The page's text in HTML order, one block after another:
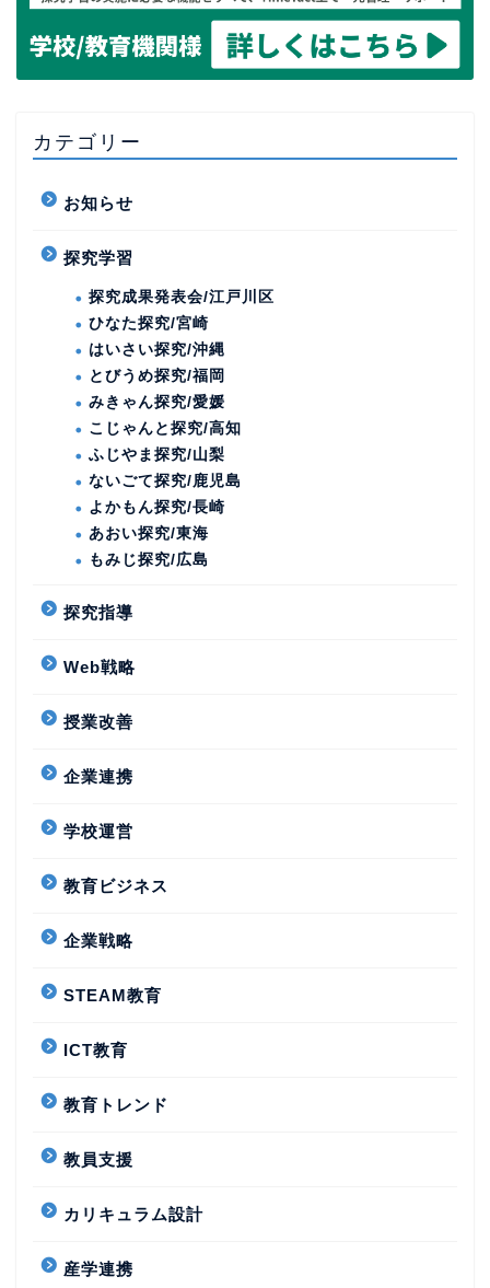
カテゴリー
お知らせ
探究学習
探究成果発表会/江戸川区
ひなた探究/宮崎
はいさい探究/沖縄
とびうめ探究/福岡
みきゃん探究/愛媛
こじゃんと探究/高知
ふじやま探究/山梨
ないごて探究/鹿児島
よかもん探究/長崎
あおい探究/東海
もみじ探究/広島
探究指導
Web戦略
授業改善
企業連携
学校運営
教育ビジネス
企業戦略
STEAM教育
ICT教育
教育トレンド
教員支援
カリキュラム設計
産学連携